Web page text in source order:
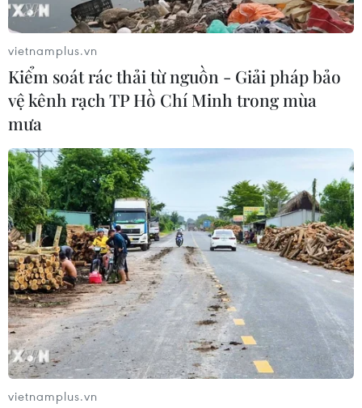
nhấn mạnh thành công của thỏa thuận khoáng sản sơ
bộ với Mỹ sẽ phụ thuộc vào người đồng cấp Donald
Trump.
Tổng thống Mỹ: Ukraine hãy "quên đi" việc
gia nhập NATO
vietnamplus.vn
Kiểm soát rác thải từ nguồn - Giải pháp bảo
vệ kênh rạch TP Hồ Chí Minh trong mùa
mưa
vietnamplus.vn